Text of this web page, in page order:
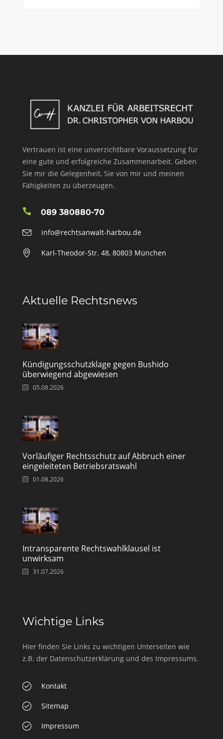
Vertrauen ist eine unverzichtbare Voraussetzung für
eine gute und erfolgreiche Zusammenarbeit. Geben
Sie mir die Gelegenheit, Sie von mir und meinen
Fähigkeiten zu überzeugen.
089 380880-70
info@rechtsanwalt-harbou.de
Karl-Theodor-Str. 48, 80803 München
Aktuelle Rechtsnews
Kündigungsschutzklage gegen Bushido
überwiegend abgewiesen
05.08.2026
Vorläufiger Rechtsschutz auf Abbruch einer
eingeleiteten Betriebsratswahl
01.08.2026
Intransparente Rechtswahlklausel ist
unwirksam
31.07.2026
Wichtige Links
Hier finden Sie Links zu wichtigen Unterseiten wie
z.B. der Datenschutzerklärung und des Impressums.
Kontakt
Sitemap
Impressum